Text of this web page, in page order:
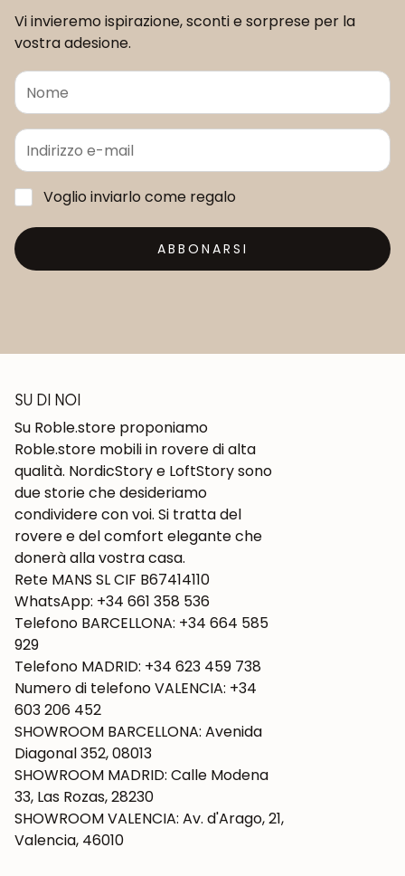
Vi invieremo ispirazione, sconti e sorprese per la
vostra adesione.
Voglio inviarlo come regalo
ABBONARSI
SU DI NOI
Su Roble.store proponiamo
Roble.store mobili in rovere di alta
qualità. NordicStory e LoftStory sono
due storie che desideriamo
condividere con voi. Si tratta del
rovere e del comfort elegante che
donerà alla vostra casa.
Rete MANS SL CIF B67414110
WhatsApp: +34 661 358 536
Telefono BARCELLONA: +34 664 585
929
Telefono MADRID: +34 623 459 738
Numero di telefono VALENCIA: +34
603 206 452
SHOWROOM BARCELLONA: Avenida
Diagonal 352, 08013
SHOWROOM MADRID: Calle Modena
33, Las Rozas, 28230
SHOWROOM VALENCIA: Av. d'Arago, 21,
Valencia, 46010